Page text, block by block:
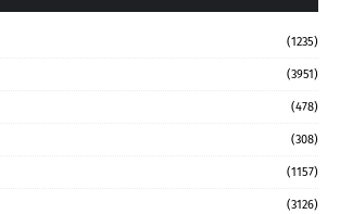
(1235)
(3951)
(478)
(308)
(1157)
(3126)